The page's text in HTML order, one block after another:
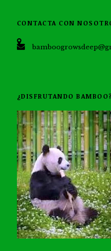
CONTACTA CON
¿DISFRUTANDO